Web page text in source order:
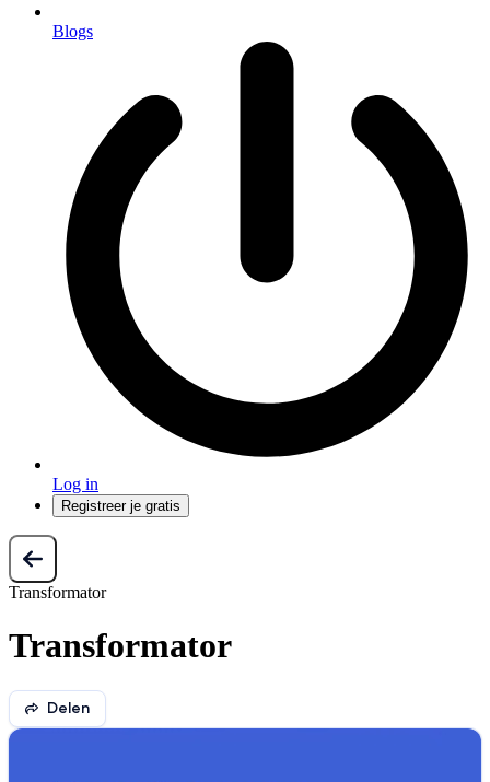
Blogs
Log in
Registreer je gratis
Transformator
Transformator
Delen